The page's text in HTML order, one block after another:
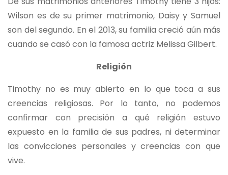
Wilson es de su primer matrimonio, Daisy y Samuel
son del segundo. En el 2013, su familia creció aún más
cuando se casó con la famosa actriz Melissa Gilbert.
Religión
Timothy no es muy abierto en lo que toca a sus
creencias religiosas. Por lo tanto, no podemos
confirmar con precisión a qué religión estuvo
expuesto en la familia de sus padres, ni determinar
las convicciones personales y creencias con que
vive.